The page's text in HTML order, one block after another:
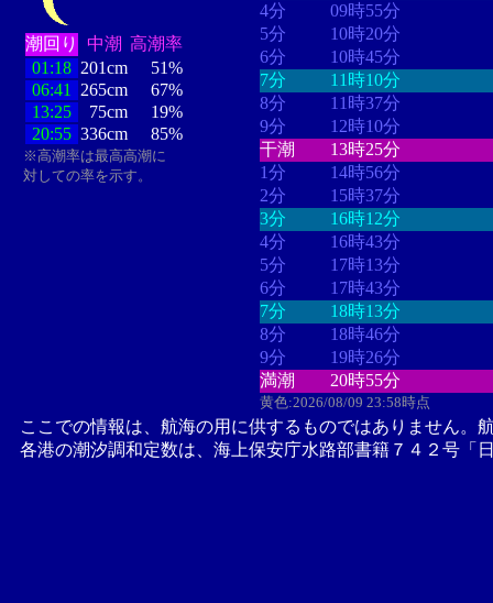
潮回り 中潮 高潮率
01:18 201cm
51%
06:41
265cm
67%
13:25
75cm
19%
20:55 336cm 85%
※高潮率は最高高潮に
対しての率を示す。
4分
09時55分
5分
10時20分
6分
10時45分
7分
11時10分
8分
11時37分
9分
12時10分
干潮
13時25分
1分
14時56分
2分
15時37分
3分
16時12分
4分
16時43分
5分
17時13分
6分
17時43分
7分
18時13分
8分
18時46分
9分
19時26分
満潮
20時55分
黄色:2026/08/09 23:58時点
ここでの情報は、航海の用に供するものではありません。
各港の潮汐調和定数は、海上保安庁水路部書籍７４２号「